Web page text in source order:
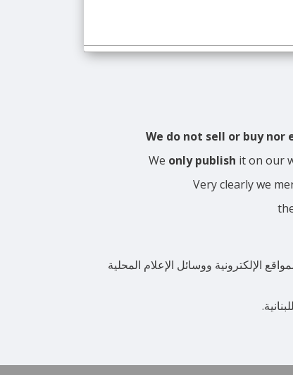
We do not sell or buy nor
We only publish it on our
Very clearly we
الإلكترونية ووسائل الإعلام المحلية